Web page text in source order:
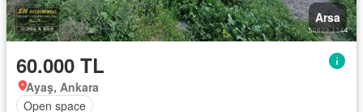
Arsa
60.000 TL
Ayaş, Ankara
Open space